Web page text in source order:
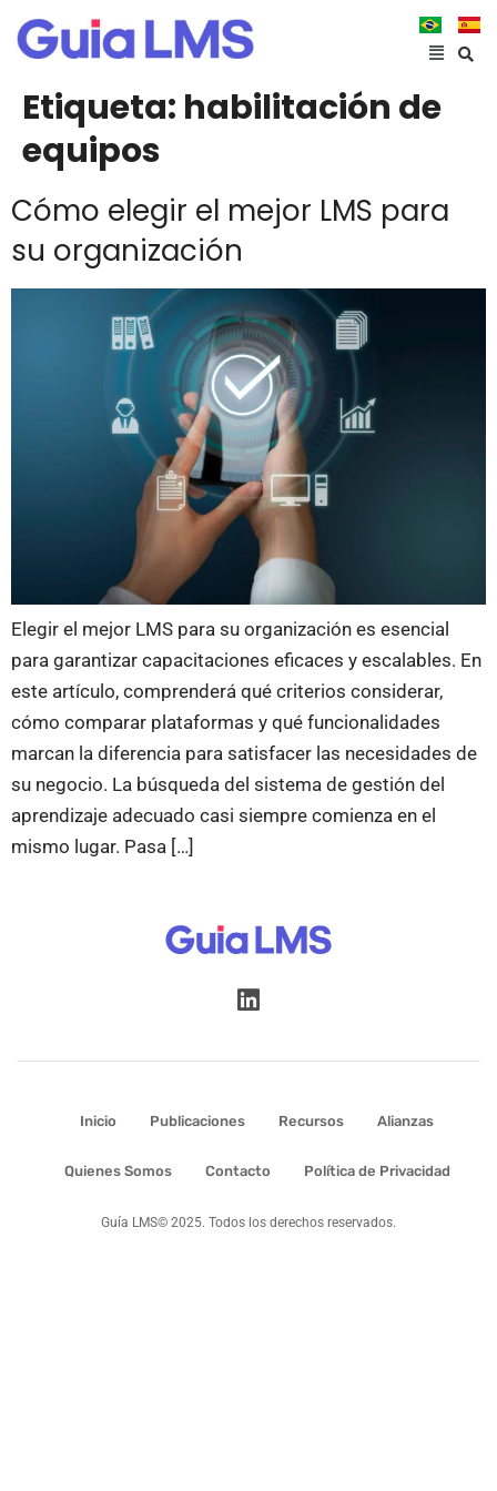
Etiqueta: habilitación de
equipos
Cómo elegir el mejor LMS para
su organización
Elegir el mejor LMS para su organización es esencial
para garantizar capacitaciones eficaces y escalables. En
este artículo, comprenderá qué criterios considerar,
cómo comparar plataformas y qué funcionalidades
marcan la diferencia para satisfacer las necesidades de
su negocio. La búsqueda del sistema de gestión del
aprendizaje adecuado casi siempre comienza en el
mismo lugar. Pasa […]
Inicio Publicaciones Recursos Alianzas
Quienes Somos Contacto Política de Privacidad
Guía LMS© 2025. Todos los derechos reservados.